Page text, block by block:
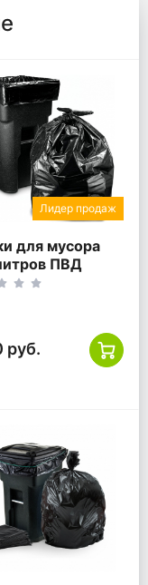
Лидер продаж
для мусора
ПВД
120*140, 200
руб.